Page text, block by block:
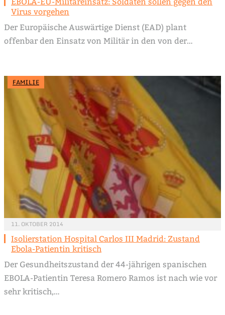
Virus vorgehen
Der Europäische Auswärtige Dienst (EAD) plant
offenbar den Einsatz von Militär in den von der…
FAMILIE
11. OKTOBER 2014
Isolierstation Hospital Carlos III Madrid: Zustand
Ebola-Patientin kritisch
Der Gesundheitszustand der 44-jährigen spanischen
EBOLA-Patientin Teresa Romero Ramos ist nach wie vor
sehr kritisch,…